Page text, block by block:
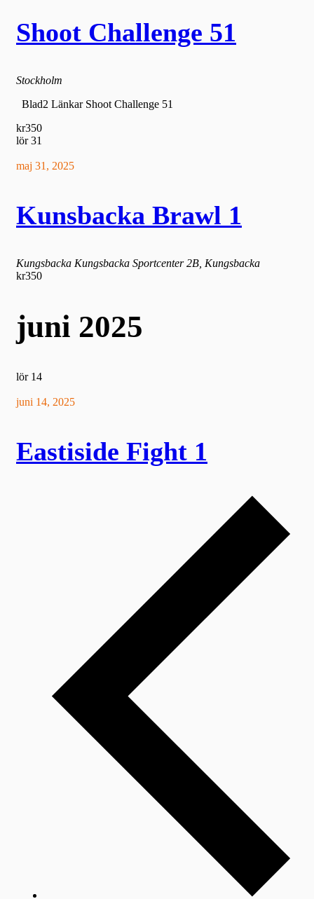
Shoot Challenge 51
Stockholm
Blad2 Länkar Shoot Challenge 51
kr350
lör31
maj 31, 2025
Kunsbacka Brawl 1
Kungsbacka Kungsbacka Sportcenter 2B, Kungsbacka
kr350
juni 2025
lör 14
juni 14, 2025
Eastiside Fight 1